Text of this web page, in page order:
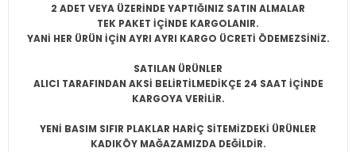
2 ADET VEYA ÜZERİNDE YAPTIĞINIZ SATIN ALMALAR
TEK PAKET İÇİNDE KARGOLANIR.
YANİ HER ÜRÜN İÇİN AYRI AYRI KARGO ÜCRETİ ÖDEMEZSİNİZ.
SATILAN ÜRÜNLER
ALICI TARAFINDAN AKSİ BELİRTİLMEDİKÇE 24 SAAT İÇİNDE
KARGOYA VERİLİR.
YENİ BASIM SIFIR PLAKLAR HARİÇ SİTEMİZDEKİ ÜRÜNLER
KADIKÖY MAĞAZAMIZDA DEĞİLDİR.